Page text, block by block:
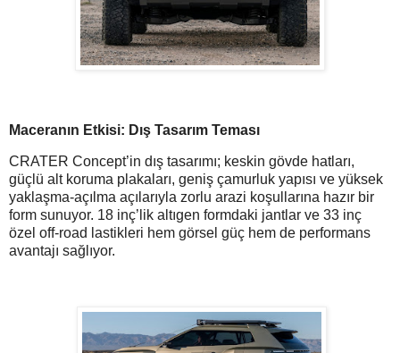
Maceranın Etkisi: Dış Tasarım Teması
CRATER Concept’in dış tasarımı; keskin gövde hatları,
güçlü alt koruma plakaları, geniş çamurluk yapısı ve yüksek
yaklaşma-açılma açılarıyla zorlu arazi koşullarına hazır bir
form sunuyor. 18 inç’lik altıgen formdaki jantlar ve 33 inç
özel off-road lastikleri hem görsel güç hem de performans
avantajı sağlıyor.